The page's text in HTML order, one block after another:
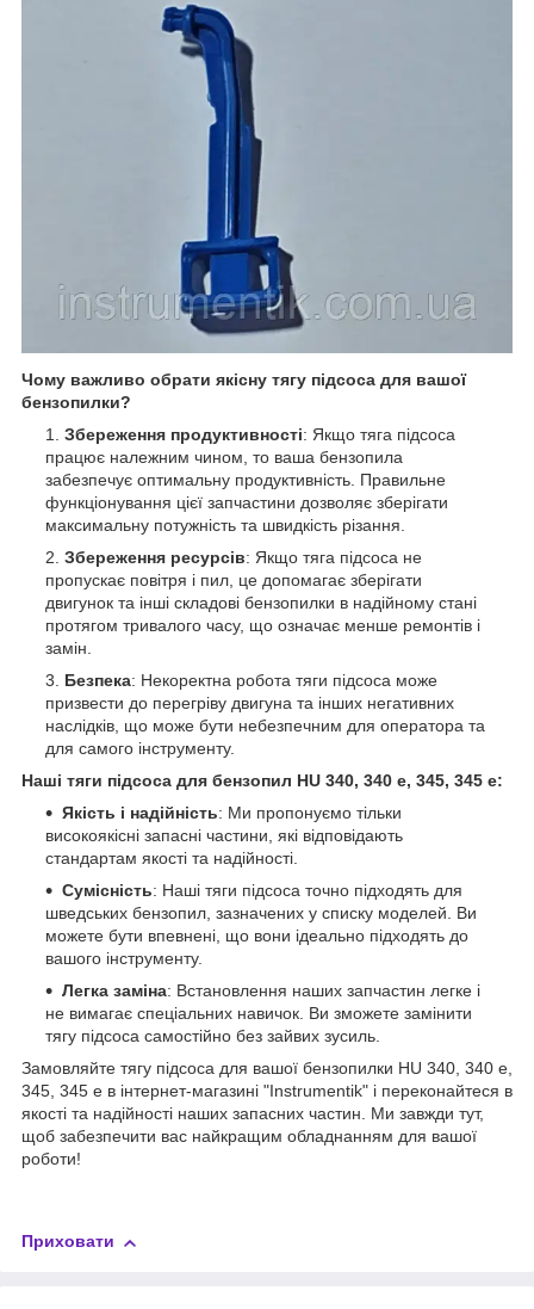
Чому важливо обрати якісну тягу підсоса для вашої
бензопилки?
Збереження продуктивності: Якщо тяга підсоса
працює належним чином, то ваша бензопила
забезпечує оптимальну продуктивність. Правильне
функціонування цієї запчастини дозволяє зберігати
максимальну потужність та швидкість різання.
Збереження ресурсів: Якщо тяга підсоса не
пропускає повітря і пил, це допомагає зберігати
двигунок та інші складові бензопилки в надійному стані
протягом тривалого часу, що означає менше ремонтів і
замін.
Безпека: Некоректна робота тяги підсоса може
призвести до перегріву двигуна та інших негативних
наслідків, що може бути небезпечним для оператора та
для самого інструменту.
Наші тяги підсоса для бензопил HU 340, 340 e, 345, 345 e:
Якість і надійність: Ми пропонуємо тільки
високоякісні запасні частини, які відповідають
стандартам якості та надійності.
Сумісність: Наші тяги підсоса точно підходять для
шведських бензопил, зазначених у списку моделей. Ви
можете бути впевнені, що вони ідеально підходять до
вашого інструменту.
Легка заміна: Встановлення наших запчастин легке і
не вимагає спеціальних навичок. Ви зможете замінити
тягу підсоса самостійно без зайвих зусиль.
Замовляйте тягу підсоса для вашої бензопилки HU 340, 340 e,
345, 345 e в інтернет-магазині "Instrumentik" і переконайтеся в
якості та надійності наших запасних частин. Ми завжди тут,
щоб забезпечити вас найкращим обладнанням для вашої
роботи!
Приховати